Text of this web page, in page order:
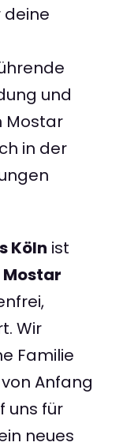
deine
und
Mostar
in der
Köln ist
Mostar
Wir
Familie
Anfang
uns für
neues